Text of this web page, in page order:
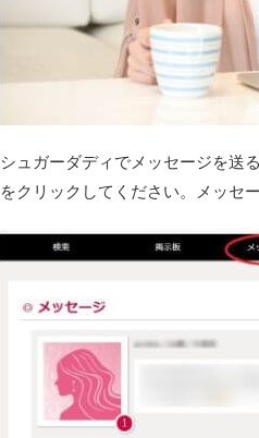
シュガーダディでメッセージを送
をクリックしてください。メッセ